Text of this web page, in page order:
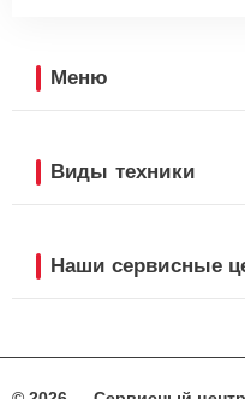
Меню
Виды техники
Наши сервисные